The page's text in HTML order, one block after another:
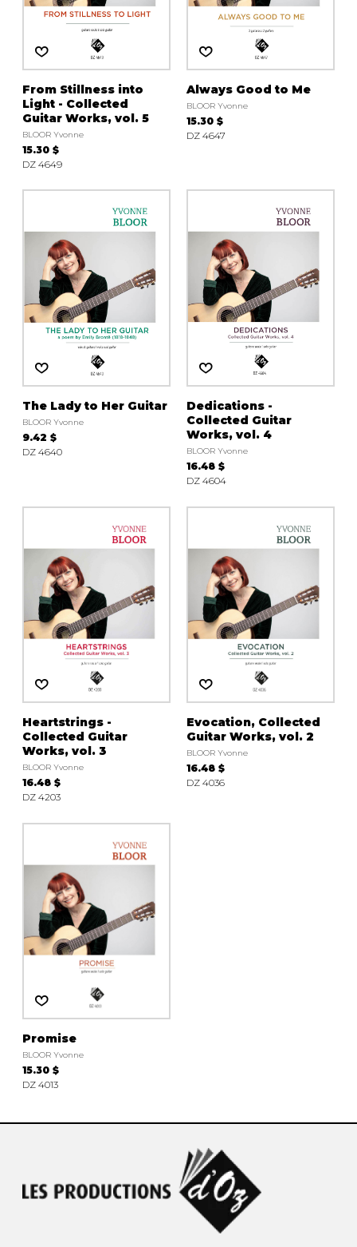
AUTRES PRODUITS
From Stillness into
Light - Collected
Guitar Works, vol. 5
BLOOR Yvonne
15.30 $
DZ 4649
Always Good to Me
BLOOR Yvonne
15.30 $
DZ 4647
The Lady to Her Guitar
BLOOR Yvonne
9.42 $
DZ 4640
Dedications -
Collected Guitar
Works, vol. 4
BLOOR Yvonne
16.48 $
DZ 4604
Heartstrings -
Collected Guitar
Works, vol. 3
BLOOR Yvonne
16.48 $
DZ 4203
Evocation, Collected
Guitar Works, vol. 2
BLOOR Yvonne
16.48 $
DZ 4036
Promise
BLOOR Yvonne
15.30 $
DZ 4013